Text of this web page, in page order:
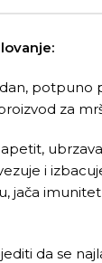
potpuno
za
i
jača
da se